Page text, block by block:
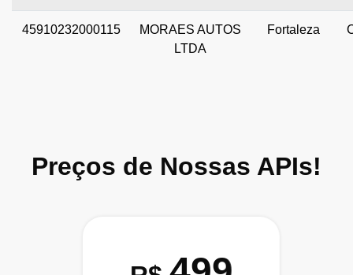
45910232000115
MORAES AUTOS
LTDA
Fortaleza
Preços de Nossas APIs!